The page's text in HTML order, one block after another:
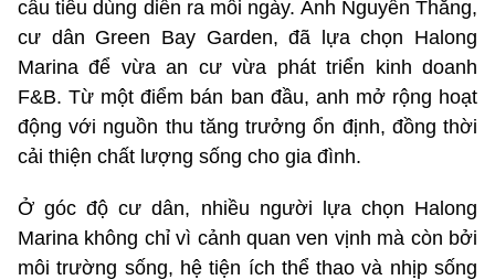
cầu tiêu dùng diễn ra mỗi ngày. Anh Nguyễn Thắng,
cư dân Green Bay Garden, đã lựa chọn Halong
Marina để vừa an cư vừa phát triển kinh doanh
F&B. Từ một điểm bán ban đầu, anh mở rộng hoạt
động với nguồn thu tăng trưởng ổn định, đồng thời
cải thiện chất lượng sống cho gia đình.
Ở góc độ cư dân, nhiều người lựa chọn Halong
Marina không chỉ vì cảnh quan ven vịnh mà còn bởi
môi trường sống, hệ tiện ích thể thao và nhịp sống